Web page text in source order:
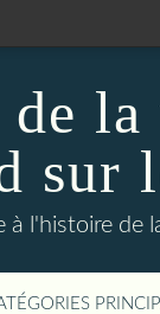
de
sur
à l'histoire de